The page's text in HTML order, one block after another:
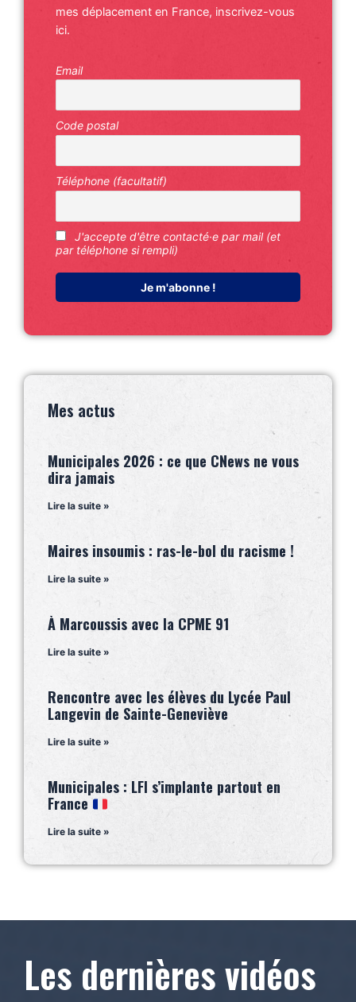
mes déplacement en France, inscrivez-vous
ici.
Email
Code postal
Téléphone (facultatif)
J'accepte d'être contacté·e par mail (et
par téléphone si rempli)
Mes actus
Municipales 2026 : ce que CNews ne vous
dira jamais
Lire la suite »
Maires insoumis : ras-le-bol du racisme !
Lire la suite »
À Marcoussis avec la CPME 91
Lire la suite »
Rencontre avec les élèves du Lycée Paul
Langevin de Sainte-Geneviève
Lire la suite »
Municipales : LFI s’implante partout en
France
Lire la suite »
Les dernières vidéos